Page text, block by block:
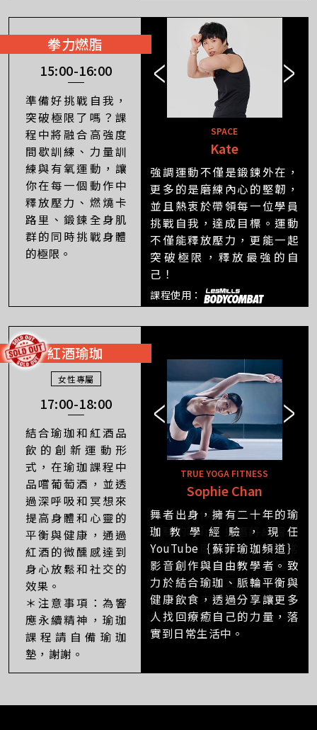
拳力燃脂
15:00-16:00
準備好挑戰自我，
突破極限了嗎？課
程中將融合高強度
間歇訓練、力量訓
練與有氧運動，讓
你在每一個動作中
釋放壓力、燃燒卡
路里、鍛鍊全身肌
群的同時挑戰身體
的極限。
SPACE
Kate
強調運動不僅是鍛鍊外在，
更多的是磨練內心的堅韌，
並且熱衷於帶領每一位學員
挑戰自我，達成目標。運動
不僅能釋放壓力，更能一起
突破極限，釋放最強的自
己！
課程使用：
Soul
紅酒瑜珈
女性專屬
17:00-18:00
結合瑜珈和紅酒品
飲的創新運動形
式，在瑜珈課程中
品嚐葡萄酒，並透
過深呼吸和冥想來
提高身體和心靈的
平衡與健康，通過
紅酒的微醺感達到
身心放鬆和社交的
效果。
＊注意事項：為響
應永續精神，瑜珈
課程請自備瑜珈
墊，謝謝。
TRUE YOGA FITNESS
Sophie Chan
舞者出身，擁有二十年的瑜
珈教學經驗，現任
YouTube｛蘇菲瑜珈頻道｝
影音創作與自由教學者。致
力於結合瑜珈、脈輪平衡與
健康飲食，透過分享讓更多
人找回療癒自己的力量，落
實到日常生活中。
Nina Chan